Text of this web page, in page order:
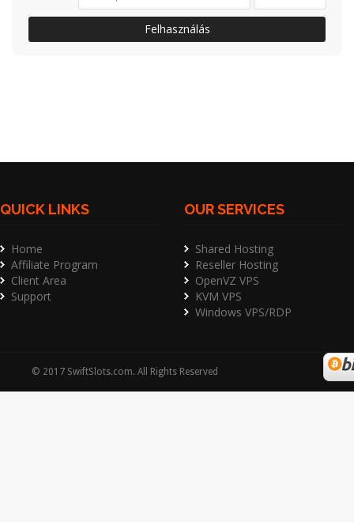
Felhasználás
QUICK LINKS
Home
Affiliate Program
Client Area
Support
OUR SERVICES
Shared Hosting
Reseller Hosting
OpenVZ VPS
KVM VPS
Windows VPS/RDP
© 2017 SwiftSlots.com. All Rights Reserved